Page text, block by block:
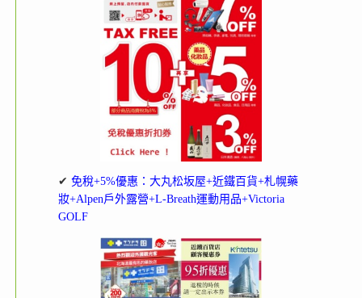
✔ 免稅+5%優惠：大丸松坂屋+近鐵百貨+札幌藥
妝+Alpen戶外露營+L-Breath運動用品+Victoria
GOLF